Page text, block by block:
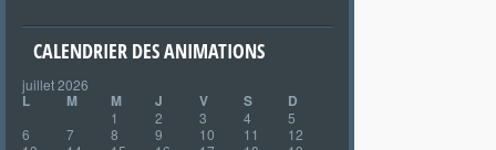
CALENDRIER DES ANIMATIONS
juillet 2026
L M M J V S D
1 2 3 4
5
6
7 8 9 10 11
12